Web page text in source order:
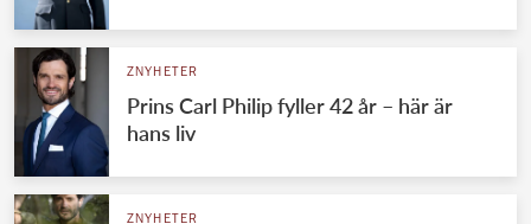
Norska kungahuset
Danska kungahuset
ZNYHETER
Prins Carl Philip fyller 42 år – här är
hans liv
ZNYHETER